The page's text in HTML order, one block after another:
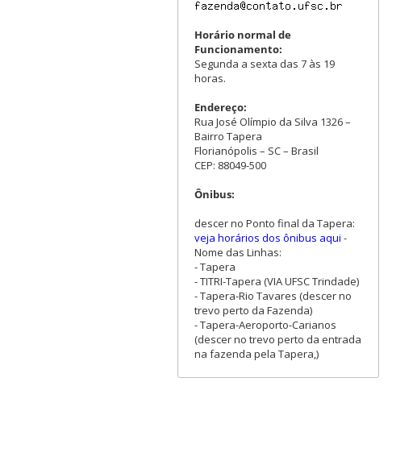
Horário normal de
Funcionamento:
Segunda a sexta das 7 às 19
horas.
Endereço:
Rua José Olímpio da Silva 1326 –
Bairro Tapera
Florianópolis – SC – Brasil
CEP: 88049-500
Ônibus:
descer no Ponto final da Tapera:
veja horários dos ônibus aqui -
Nome das Linhas:
- Tapera
- TITRI-Tapera (VIA UFSC Trindade)
- Tapera-Rio Tavares (descer no
trevo perto da Fazenda)
- Tapera-Aeroporto-Carianos
(descer no trevo perto da entrada
na fazenda pela Tapera,)